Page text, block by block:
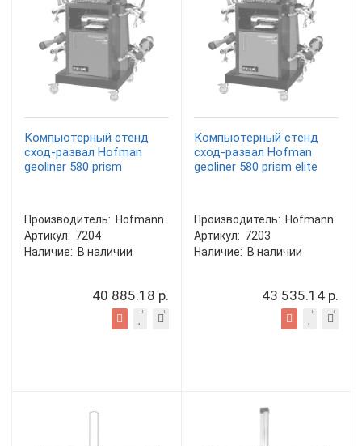
Компьютерный стенд
сход-развал Hofman
geoliner 580 prism
Производитель: Hofmann
Артикул: 7204
Наличие: В наличии
40 885.18 р.
Компьютерный стенд
сход-развал Hofman
geoliner 580 prism elite
Производитель: Hofmann
Артикул: 7203
Наличие: В наличии
43 535.14 р.